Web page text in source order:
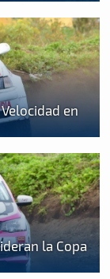
en
la Copa